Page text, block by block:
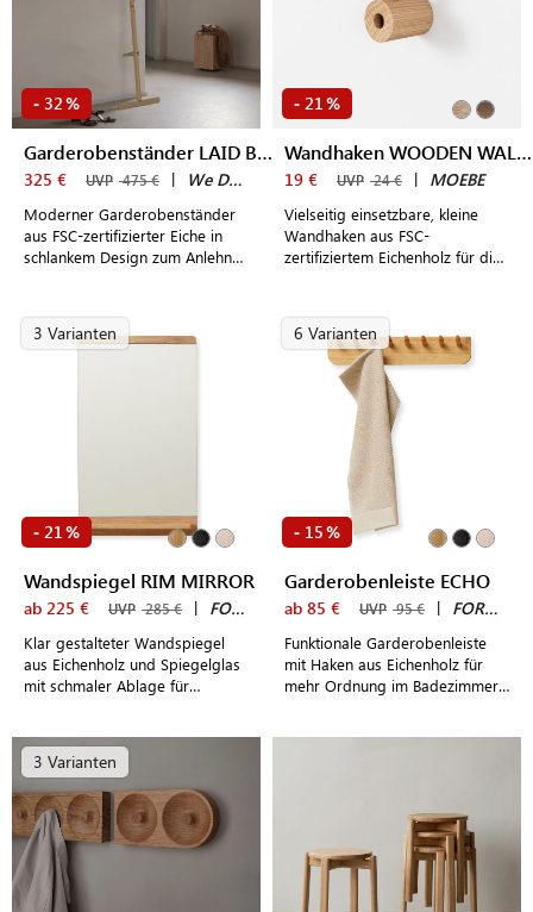
- 32 %
Garderobenständer LAID BACK
325 € UVP 475 € | We Do Wood
Moderner Garderobenständer
aus FSC-zertifizierter Eiche in
schlankem Design zum Anlehnen
- 21 %
Wandhaken WOODEN WALL HOOK
19 € UVP 24 € | MOEBE
Vielseitig einsetzbare, kleine
Wandhaken aus FSC-
zertifiziertem Eichenholz für die
3 Varianten
- 21 %
Wandspiegel RIM MIRROR
ab 225 € UVP 285 € | FORM & REFINE
Klar gestalteter Wandspiegel
aus Eichenholz und Spiegelglas
mit schmaler Ablage für
Eingangsbereiche
6 Varianten
- 15 %
Garderobenleiste ECHO
ab 85 € UVP 95 € | FORM & REFINE
Funktionale Garderobenleiste
mit Haken aus Eichenholz für
mehr Ordnung im Badezimmer,
3 Varianten